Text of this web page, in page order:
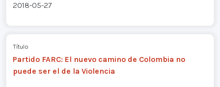
2018-05-27
Título
Partido FARC: El nuevo camino de Colombia no
puede ser el de la Violencia